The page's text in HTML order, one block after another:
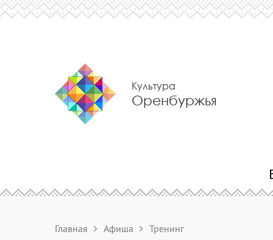
Культура
Оренбуржья
Главная Афиша Тренинг